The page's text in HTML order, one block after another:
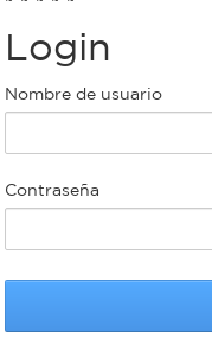
Bromatología
Rentas
Municipal
bondi
Personal
municipal
Login
Nombre de usuario
Contraseña